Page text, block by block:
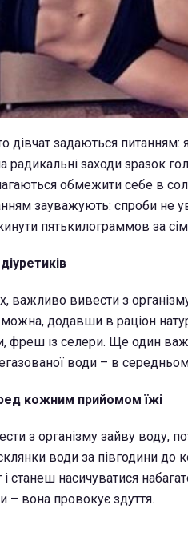
задаються питанням:
радикальні заходи зразок
обмежити себе в
зауважують: спроби не
пятькилограммов за
важливо вивести з
можна, додавши в раціон
фреш із селери. Ще один
води – в
кожним прийомом їжі
з організму зайву воду,
води за півгодини до
станеш насичуватися
– вона провокує здуття.